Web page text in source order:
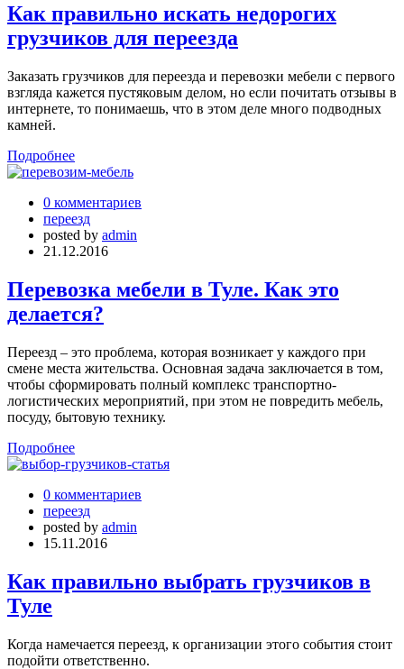
Как правильно искать недорогих
грузчиков для переезда
Заказать грузчиков для переезда и перевозки мебели с первого
взгляда кажется пустяковым делом, но если почитать отзывы в
интернете, то понимаешь, что в этом деле много подводных
камней.
Подробнее
0 комментариев
переезд
posted by admin
21.12.2016
Перевозка мебели в Туле. Как это
делается?
Переезд – это проблема, которая возникает у каждого при
смене места жительства. Основная задача заключается в том,
чтобы сформировать полный комплекс транспортно-
логистических мероприятий, при этом не повредить мебель,
посуду, бытовую технику.
Подробнее
0 комментариев
переезд
posted by admin
15.11.2016
Как правильно выбрать грузчиков в
Туле
Когда намечается переезд, к организации этого события стоит
подойти ответственно.